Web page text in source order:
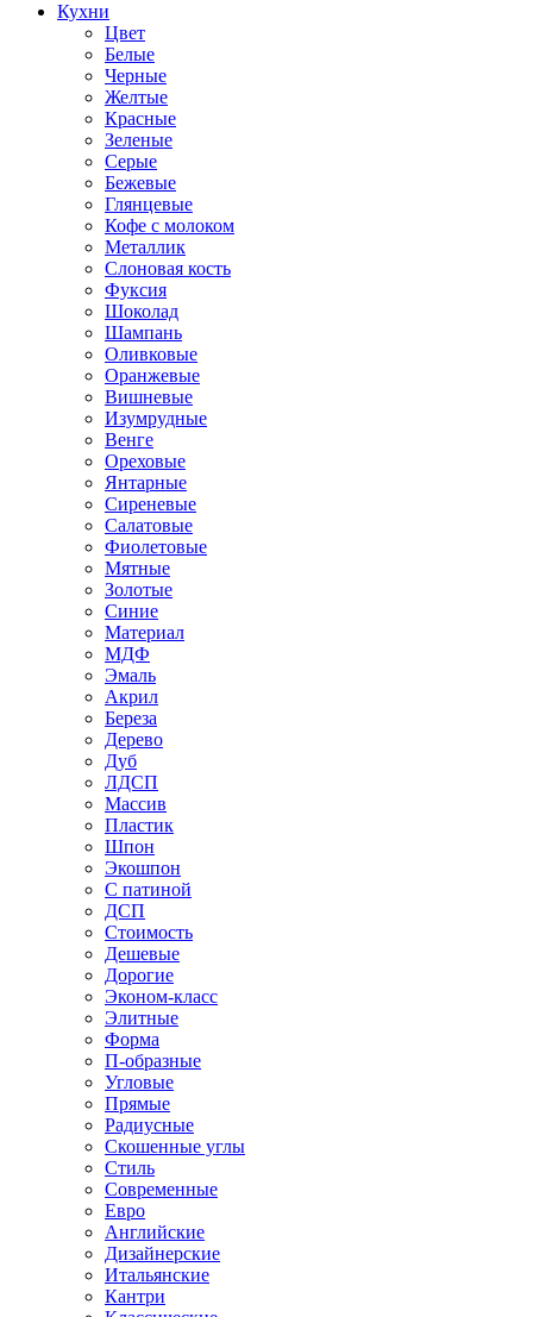
Кухни
Цвет
Белые
Черные
Желтые
Красные
Зеленые
Серые
Бежевые
Глянцевые
Кофе с молоком
Металлик
Слоновая кость
Фуксия
Шоколад
Шампань
Оливковые
Оранжевые
Вишневые
Изумрудные
Венге
Ореховые
Янтарные
Сиреневые
Салатовые
Фиолетовые
Мятные
Золотые
Синие
Материал
МДФ
Эмаль
Акрил
Береза
Дерево
Дуб
ЛДСП
Массив
Пластик
Шпон
Экошпон
С патиной
ДСП
Стоимость
Дешевые
Дорогие
Эконом-класс
Элитные
Форма
П-образные
Угловые
Прямые
Радиусные
Скошенные углы
Стиль
Современные
Евро
Английские
Дизайнерские
Итальянские
Кантри